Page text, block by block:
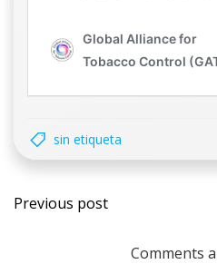
sin etiqueta
Navegación
Previous post
Comments